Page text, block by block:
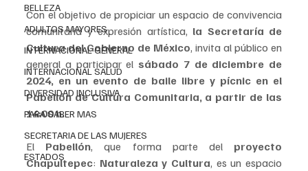
BELLEZA
ADULTOS MAYORES
INTERNACIONAL GENERAL
INTERNACIONAL SALUD
DIVERSIDAD INCLUSIVA
PARA SABER MAS
SECRETARIA DE LAS MUJERES
ESTADOS
Con el objetivo de propiciar un espacio de convivencia
comunitaria y expresión artística, la Secretaría de
Cultura del Gobierno de México, invita al público en
general a participar el sábado 7 de diciembre de
2024, en un evento de baile libre y pícnic en el
Pabellón de Cultura Comunitaria, a partir de las
14:00 h.
El Pabellón, que forma parte del proyecto
Chapultepec: Naturaleza y Cultura, es un espacio